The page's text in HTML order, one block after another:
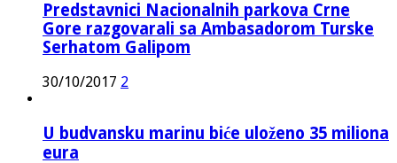
Predstavnici Nacionalnih parkova Crne
Gore razgovarali sa Ambasadorom Turske
Serhatom Galipom
30/10/2017 2
U budvansku marinu biće uloženo 35 miliona
eura